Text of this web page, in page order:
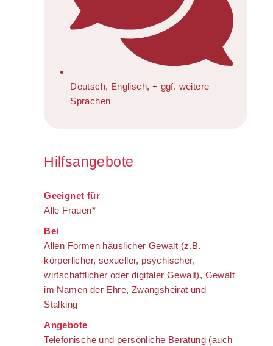
Deutsch, Englisch, + ggf. weitere
Sprachen
Hilfsangebote
Geeignet für
Alle Frauen*
Bei
Allen Formen häuslicher Gewalt (z.B.
körperlicher, sexueller, psychischer,
wirtschaftlicher oder digitaler Gewalt), Gewalt
im Namen der Ehre, Zwangsheirat und
Stalking
Angebote
Telefonische und persönliche Beratung (auch